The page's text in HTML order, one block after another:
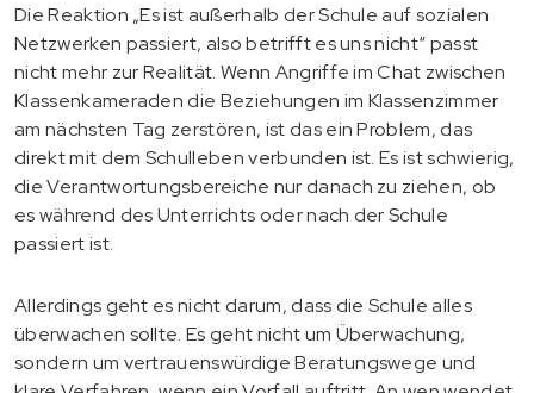
Die Reaktion „Es ist außerhalb der Schule auf sozialen
Netzwerken passiert, also betrifft es uns nicht“ passt
nicht mehr zur Realität. Wenn Angriffe im Chat zwischen
Klassenkameraden die Beziehungen im Klassenzimmer
am nächsten Tag zerstören, ist das ein Problem, das
direkt mit dem Schulleben verbunden ist. Es ist schwierig,
die Verantwortungsbereiche nur danach zu ziehen, ob
es während des Unterrichts oder nach der Schule
passiert ist.
Allerdings geht es nicht darum, dass die Schule alles
überwachen sollte. Es geht nicht um Überwachung,
sondern um vertrauenswürdige Beratungswege und